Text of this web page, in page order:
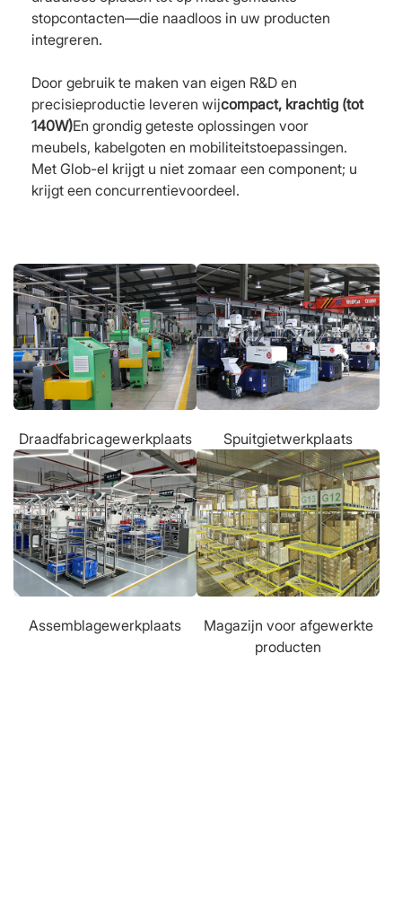
stopcontacten—die naadloos in uw producten
integreren.
Door gebruik te maken van eigen R&D en
precisieproductie leveren wijcompact, krachtig (tot
140W)En grondig geteste oplossingen voor
meubels, kabelgoten en mobiliteitstoepassingen.
Met Glob-el krijgt u niet zomaar een component; u
krijgt een concurrentievoordeel.
Draadfabricagewerkplaats Spuitgietwerkplaats
Assemblagewerkplaats
Magazijn voor afgewerkte
producten